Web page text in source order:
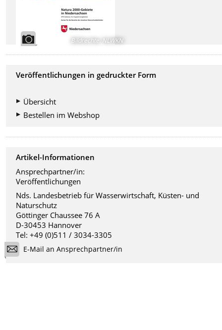
Bildrechte: NLWKN
Veröffentlichungen in gedruckter Form
Übersicht
Bestellen im Webshop
Artikel-Informationen
Ansprechpartner/in:
Veröffentlichungen
Nds. Landesbetrieb für Wasserwirtschaft, Küsten- und
Naturschutz
Göttinger Chaussee 76 A
D-30453 Hannover
Tel: +49 (0)511 / 3034-3305
E-Mail an Ansprechpartner/in